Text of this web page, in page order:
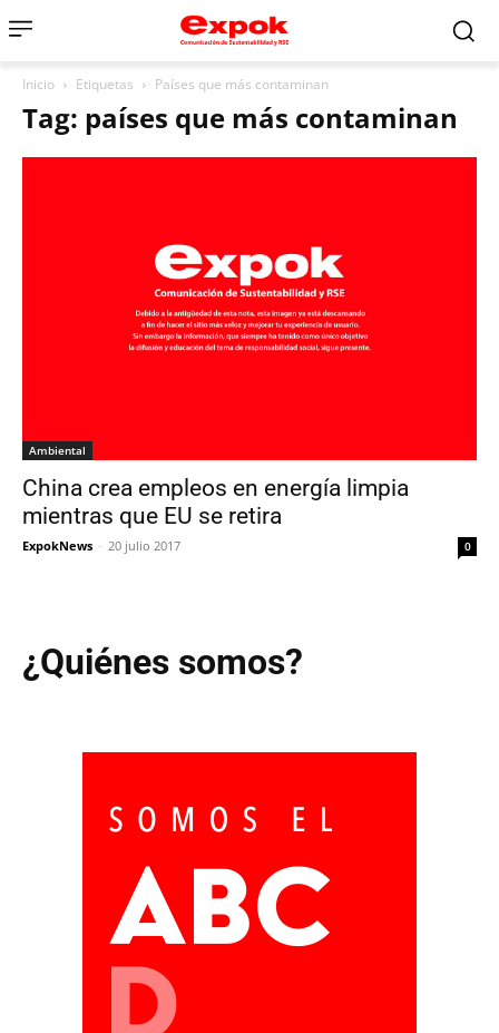
Inicio Etiquetas Países que más contaminan
Tag: países que más contaminan
Ambiental
China crea empleos en energía limpia
mientras que EU se retira
ExpokNews - 20 julio 2017 0
¿Quiénes somos?